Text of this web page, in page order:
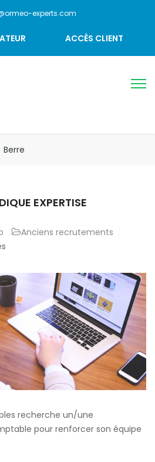
experts.com
ACCÈS CLIENT
Berre
EXPERTISE
Anciens recrutements
Juridique
Expertise
comptable
recherche un/une
pour renforcer son équipe